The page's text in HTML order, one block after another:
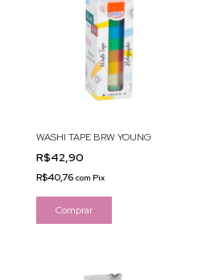
WASHI TAPE BRW YOUNG
R$42,90
R$40,76 com Pix